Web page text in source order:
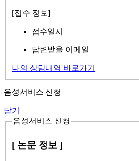
[접수 정보]
접수일시
답변받을 이메일
나의 상담내역 바로가기
음성서비스 신청
닫기
음성서비스 신청
[ 논문 정보 ]